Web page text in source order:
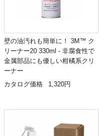
壁の油汚れも簡単に！ 3M™ ク
リーナー20 330ml - 非腐食性で
金属部品にも優しい柑橘系クリ
ーナー
カタログ価格
1,320円